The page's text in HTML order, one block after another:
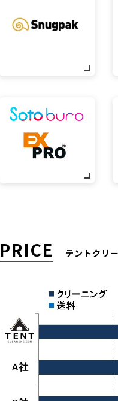
PRICE テントクリ